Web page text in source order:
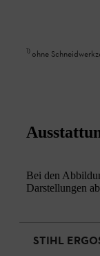
1) ohne
Bei den
Darstellungen
STIHL